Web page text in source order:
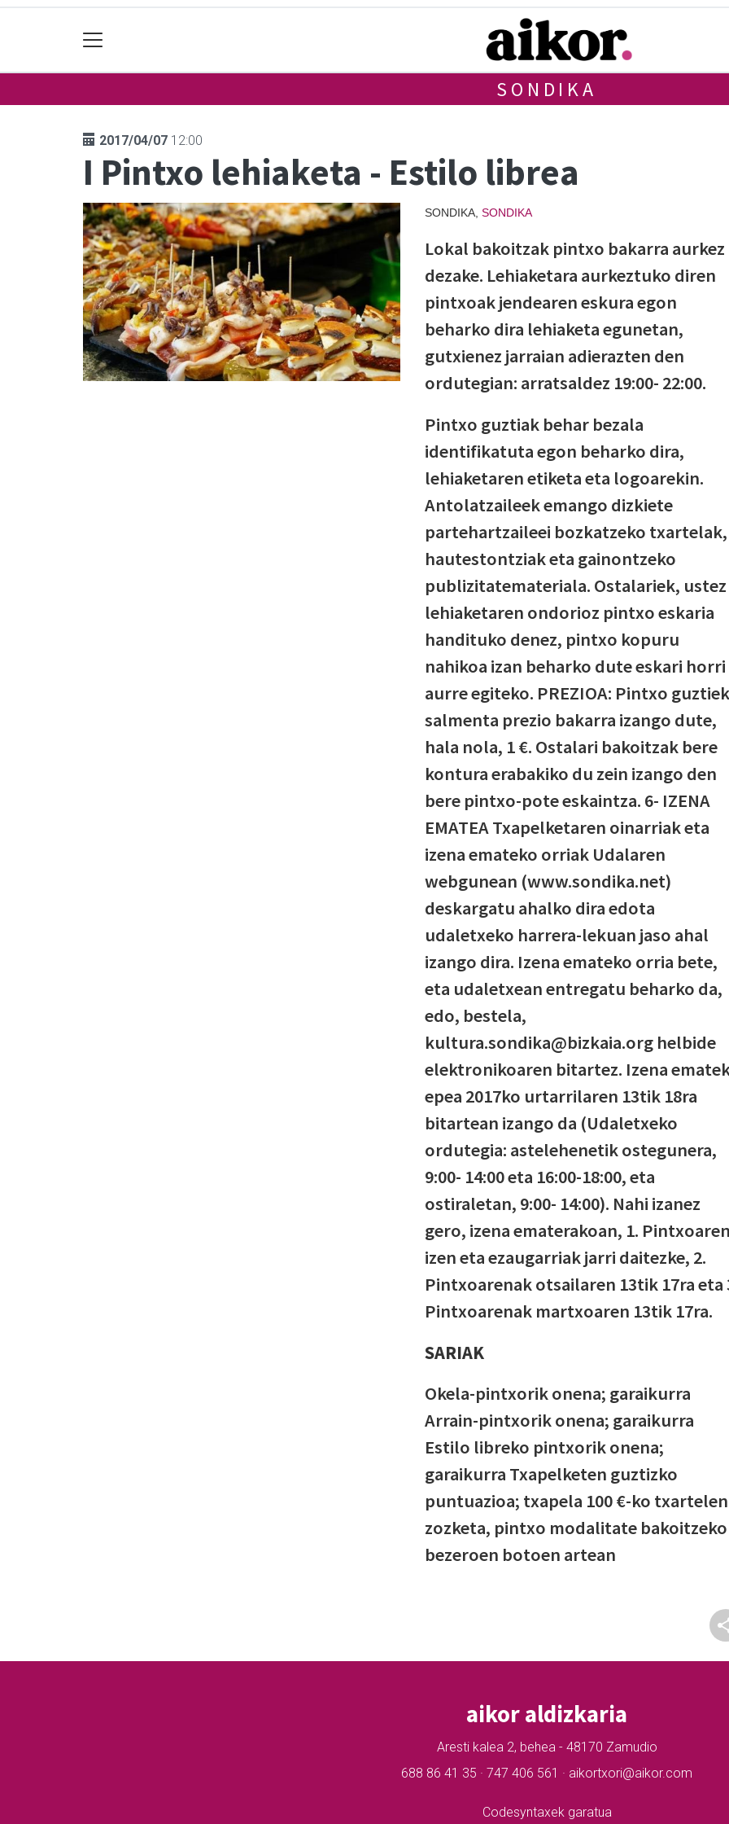
SONDIKA
2017/04/07 12:00
I Pintxo lehiaketa - Estilo librea
SONDIKA, SONDIKA
Lokal bakoitzak pintxo bakarra aurkez
dezake. Lehiaketara aurkeztuko diren
pintxoak jendearen eskura egon
beharko dira lehiaketa egunetan,
gutxienez jarraian adierazten den
ordutegian: arratsaldez 19:00- 22:00.
Pintxo guztiak behar bezala
identifikatuta egon beharko dira,
lehiaketaren etiketa eta logoarekin.
Antolatzaileek emango dizkiete
partehartzaileei bozkatzeko txartelak,
hautestontziak eta gainontzeko
publizitatemateriala. Ostalariek, ustez
lehiaketaren ondorioz pintxo eskaria
handituko denez, pintxo kopuru
nahikoa izan beharko dute eskari horri
aurre egiteko. PREZIOA: Pintxo guztiek
salmenta prezio bakarra izango dute,
hala nola, 1 €. Ostalari bakoitzak bere
kontura erabakiko du zein izango den
bere pintxo-pote eskaintza. 6- IZENA
EMATEA Txapelketaren oinarriak eta
izena emateko orriak Udalaren
webgunean (www.sondika.net)
deskargatu ahalko dira edota
udaletxeko harrera-lekuan jaso ahal
izango dira. Izena emateko orria bete,
eta udaletxean entregatu beharko da,
edo, bestela,
kultura.sondika@bizkaia.org helbide
elektronikoaren bitartez. Izena
epea 2017ko urtarrilaren 13tik 18ra
bitartean izango da (Udaletxeko
ordutegia: astelehenetik ostegunera,
9:00- 14:00 eta 16:00-18:00, eta
ostiraletan, 9:00- 14:00). Nahi izanez
gero, izena ematerakoan, 1.
izen eta ezaugarriak jarri daitezke, 2.
Pintxoarenak otsailaren 13tik 17ra eta
Pintxoarenak martxoaren 13tik 17ra.
SARIAK
Okela-pintxorik onena; garaikurra
Arrain-pintxorik onena; garaikurra
Estilo libreko pintxorik onena;
garaikurra Txapelketen guztizko
puntuazioa; txapela 100 €-ko txartelen
zozketa, pintxo modalitate bakoitzeko
bezeroen botoen artean
aikor aldizkaria
Aresti kalea 2, behea - 48170 Zamudio
688 86 41 35 · 747 406 561 · aikortxori@aikor.com
Codesyntaxek garatua